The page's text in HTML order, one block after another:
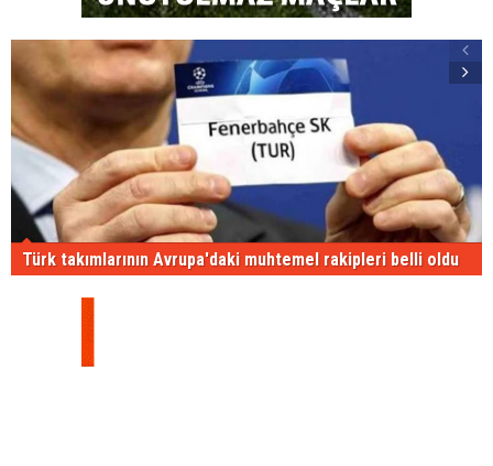
Türk takımlarının Avrupa'daki muhtemel rakipleri belli oldu